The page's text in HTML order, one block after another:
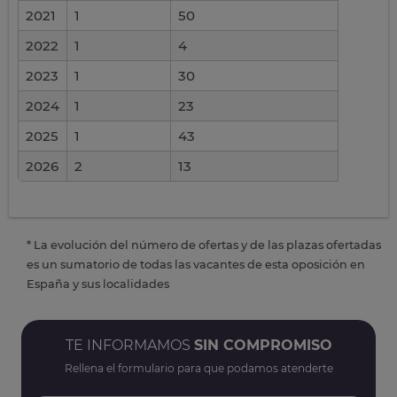
2021 1
50
2022
1
4
2023
1
30
2024
1
23
2025
1
43
2026
2 13
* La evolución del número de ofertas y de las plazas ofertadas
es un sumatorio de todas las vacantes de esta oposición en
España y sus localidades
TE INFORMAMOS SIN COMPROMISO
Rellena el formulario para que podamos atenderte